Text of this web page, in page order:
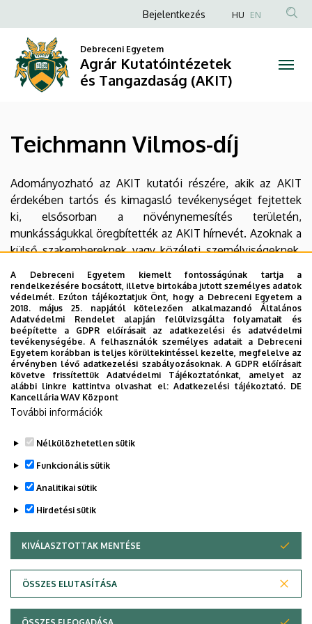
Vilmos-
díj
Agrár
Kutatóintézetek
és
Tangazdaság
(AKIT)
a
tartalomra
Anonim
fiók
menüje
Bejelentkezés HU EN
Debreceni Egyetem
Agrár Kutatóintézetek
és Tangazdaság (AKIT)
Teichmann Vilmos-díj
Adományozható az AKIT kutatói részére, akik az AKIT
érdekében tartós és kimagasló tevékenységet fejtettek
ki, elsősorban a növénynemesítés területén,
munkásságukkal öregbítették az AKIT hírnevét. Azoknak a
külső szakembereknek vagy közéleti személyiségeknek,
módon hozzájárultak az AKIT-ban folyó növénynemesítés
eredményességéhez, az AKIT fejlődéséhez.
Prof. Dr. Nagy János
Adományozás
Legutóbbi frissítés: 2023. 11. 21. 11:51
Adatvédelem
A Debreceni Egyetem kiemelt fontosságúnak tartja a
rendelkezésére bocsátott, illetve birtokába jutott személyes adatok
védelmét. Ezúton tájékoztatjuk Önt, hogy a Debreceni Egyetem a
2018. május 25. napjától kötelezően alkalmazandó Általános
Adatvédelmi Rendelet alapján felülvizsgálta folyamatait és
beépítette a GDPR előírásait az adatkezelési és adatvédelmi
tevékenységébe. A felhasználók személyes adatait a Debreceni
Egyetem korábban is teljes körültekintéssel kezelte, megfelelve az
érvényben lévő adatkezelési szabályozásoknak. A GDPR előírásait
követve frissítettük Adatvédelmi Tájékoztatónkat, amelyet az
alábbi linkre kattintva olvashat el:Adatkezelési tájékoztató. DE
Kancellária WAV Központ
További információk
Nélkülözhetetlen sütik
Funkcionális sütik
Analitikai sütik
Hirdetési sütik
KIVÁLASZTOTTAK MENTÉSE
ÖSSZES ELUTASÍTÁSA
WITHDRAW CONSENT
ÖSSZES ELFOGADÁSA